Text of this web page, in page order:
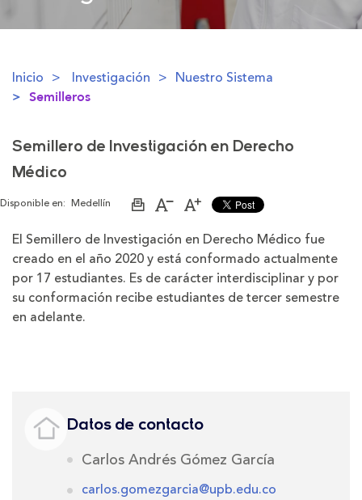
Inicio Investigación Nuestro Sistema
Semilleros
Semillero de Investigación en Derecho
Médico
Disponible en: Medellín
ImprimirAumentar
de
la
Disminuir
de
la
El Semillero de Investigación en Derecho Médico fue
creado en el año 2020 y está conformado actualmente
por 17 estudiantes. Es de carácter interdisciplinar y por
su conformación recibe estudiantes de tercer semestre
en adelante.
Datos de contacto
Carlos Andrés Gómez García
carlos.gomezgarcia@upb.edu.co